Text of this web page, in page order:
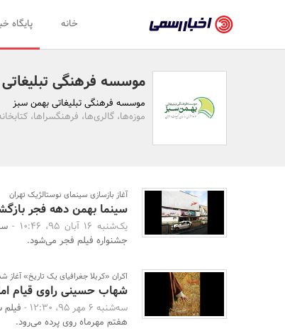
رسمی
اخبار
تایید
سازمان‌ها
روابط
عمومی‌ها
خانه پایگاه
موسسه فرهنگی
موسسه فرهنگی تبلیغاتی بهمن سبز
موزه‌ها، گالری‌ها، فرهنگسراها،
آغاز بازسازی سینمای نوستالژیک تهران
سینما بهمن دهه فجر
یک‌شنبه 16 آبان 95، 10:46 -
جشنواره فیلم فجر می‌شود.
اکران «کربلا جغرافیای یک تاریخ» آغاز
شهاب حسینی راوی قیام
سه‌شنبه 6 مهر 95، 12:30 -
فیلم
هفتم مهرماه روی پرده می‌رود.